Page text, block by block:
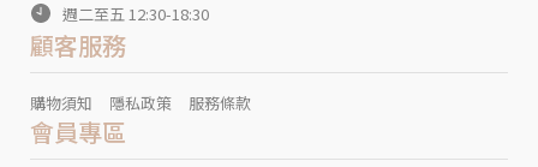
週二至五 12:30-18:30
顧客服務
購物須知 隱私政策 服務條款
會員專區